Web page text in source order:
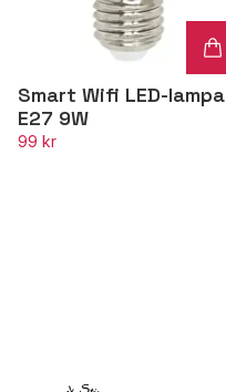
Smart Wifi LED-lampa
E27 9W
99 kr